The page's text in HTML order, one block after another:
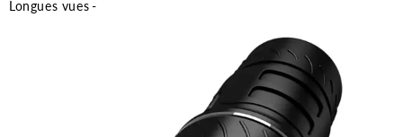
Longues vues